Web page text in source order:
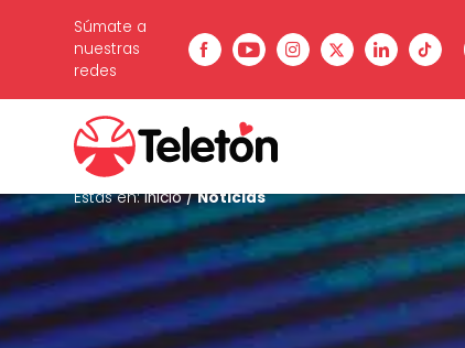
Súmate a
nuestras
redes
Estás en:Inicio/Noticias